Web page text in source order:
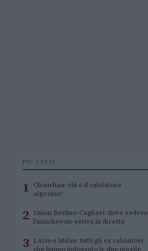
PIÙ LETTI
1 Chouchaa: chi è il calciatore
algerino?
2 Union Berlino-Cagliari: dove vedere
l’amichevole estiva in diretta
3 Lazio e Milan: tutti gli ex calciatori
che hanno indossato le due maglie